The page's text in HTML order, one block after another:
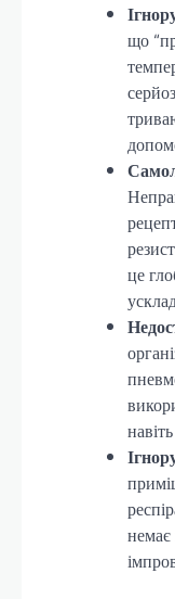
що
це
немає